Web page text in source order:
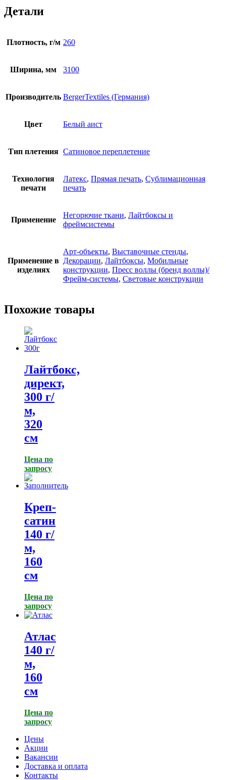
Детали
Плотность, г/м 260
Ширина, мм 3100
Производитель BergerTextiles (Германия)
Цвет Белый аист
Тип плетения Сатиновое переплетение
Технология
печати
Латекс, Прямая печать, Сублимационная
печать
Применение
Негорючие ткани, Лайтбоксы и
фреймсистемы
Применение в
изделиях
Арт-объекты, Выставочные стенды,
Декорации, Лайтбоксы, Мобильные
конструкции, Пресс воллы (бренд воллы)/
Фрейм-системы, Световые конструкции
Похожие товары
Лайтбокс,
директ,
300 г/
м,
320
см
Цена по
запросу
Креп-
сатин
140 г/
м,
160
см
Цена по
запросу
Атлас
140 г/
м,
160
см
Цена по
запросу
Цены
Акции
Вакансии
Доставка и оплата
Контакты